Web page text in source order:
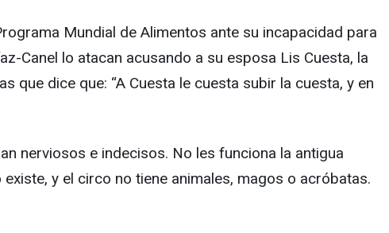
Mundial de Alimentos ante su incapacidad para
Canel lo atacan acusando a su esposa Lis Cuesta, la
que dice que: “A Cuesta le cuesta subir la cuesta, y en
nerviosos e indecisos. No les funciona la antigua
y el circo no tiene animales, magos o acróbatas.